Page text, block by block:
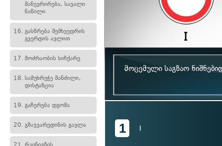
მანევრირება, სავალი
ნაწილი
16. გასწრება შემხვედრის
გვერდის ავლით
17. მოძრაობის სიჩქარე
18. სამუხრუჭე მანძილი,
დისტანცია
19. გაჩერება დგომა
20. გზაჯვარედინის გავლა
21. რკინიგზის
მოცემული საგზაო
1 I